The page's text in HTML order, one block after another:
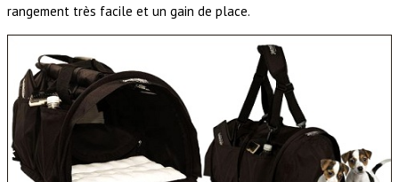
rangement très facile et un gain de place.